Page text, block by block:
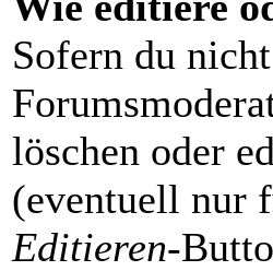
Sofern du
löschen oder
(eventuell nur
Editieren-